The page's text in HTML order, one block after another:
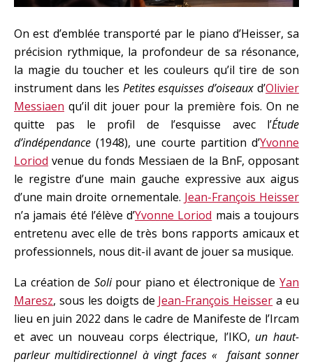
On est d’emblée transporté par le piano d’Heisser, sa
précision rythmique, la profondeur de sa résonance,
la magie du toucher et les couleurs qu’il tire de son
instrument dans les Petites esquisses d’oiseaux d’Olivier
Messiaen qu’il dit jouer pour la première fois. On ne
quitte pas le profil de l’esquisse avec l’Étude
d’indépendance (1948), une courte partition d’Yvonne
Loriod venue du fonds Messiaen de la BnF, opposant
le registre d’une main gauche expressive aux aigus
d’une main droite ornementale. Jean-François Heisser
n’a jamais été l’élève d’Yvonne Loriod mais a toujours
entretenu avec elle de très bons rapports amicaux et
professionnels, nous dit-il avant de jouer sa musique.
La création de Soli pour piano et électronique deYan
Maresz, sous les doigts de Jean-François Heisser a eu
lieu en juin 2022 dans le cadre de Manifeste de l’Ircam
et avec un nouveau corps électrique, l’IKO, un haut-
parleur multidirectionnel à vingt faces « faisant sonner